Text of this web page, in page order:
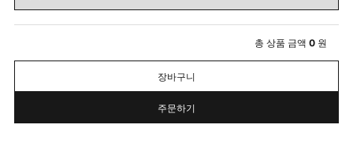
총 상품 금액 0 원
장바구니
주문하기